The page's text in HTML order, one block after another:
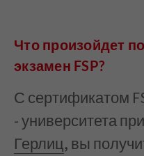
Что произойдет
экзамен FSP?
С сертификатом
- университета
Герлиц, вы